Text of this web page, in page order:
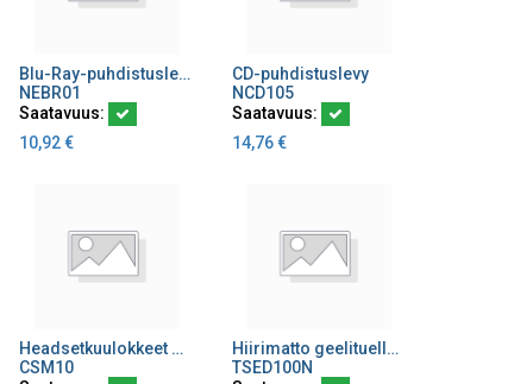
Lisää ostoskoriinBlu-Ray-puhdistuslevy
NEBR01
Saatavuus:
10,92€
Lisää ostoskoriin
CD-puhdistuslevy
NCD105
Saatavuus:
14,76€
Lisää ostoskoriinHeadsetkuulokkeet mikrofonilla niskan taakse
CSM10
Lisää ostoskoriinHiirimatto geelituella musta
TSED100N